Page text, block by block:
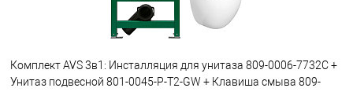
Комплект AVS 3в1: Инсталляция для унитаза 809-0006-7732C +
Унитаз подвесной 801-0045-P-T2-GW + Клавиша смыва 809-